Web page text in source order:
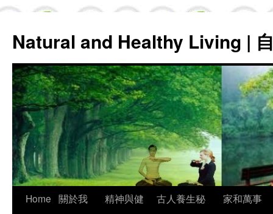
Natural and Healthy Living |
Skip
Home 關於我
精神與健
古人養生秘
家和萬事